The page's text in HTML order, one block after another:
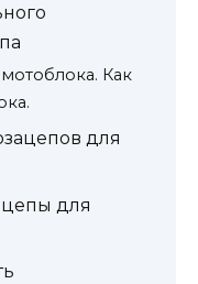
Как
для
для